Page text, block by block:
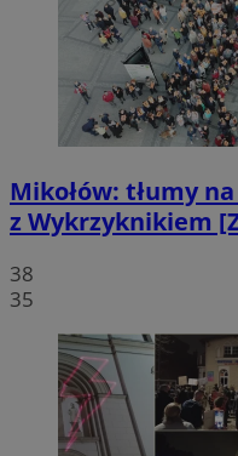
Mikołów: tłumy
z Wykrzyknikiem
38
35